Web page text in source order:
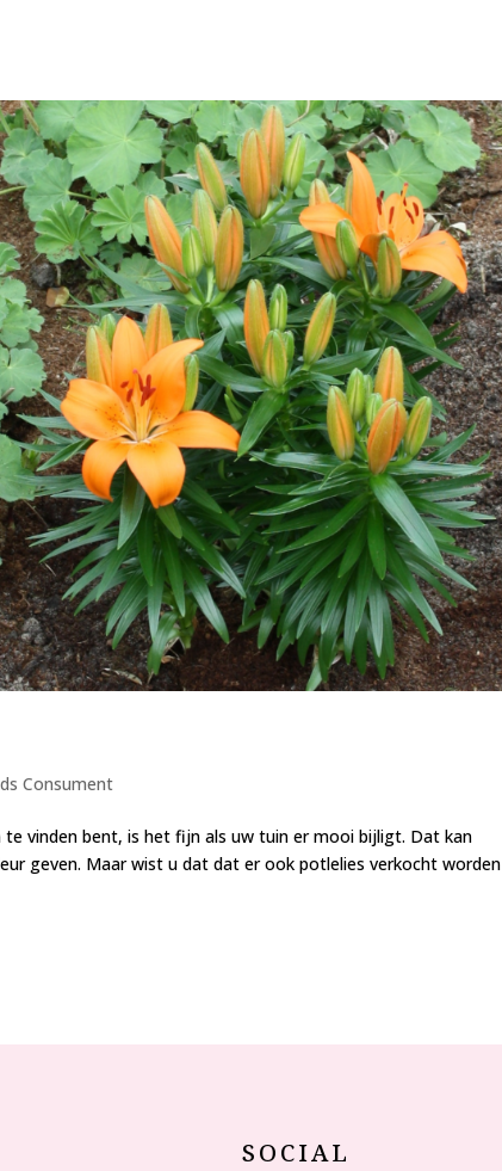
Consument
vinden bent, is het fijn als uw tuin er mooi bijligt. Dat kan
geven. Maar wist u dat dat er ook potlelies verkocht worden
SOCIAL